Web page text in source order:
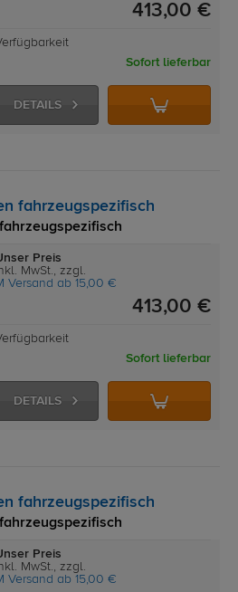
413,00 €
Sofort lieferbar
DETAILS
fahrzeugspezifisch
Preis
MwSt., zzgl.
Versand ab 15,00 €
413,00 €
Sofort lieferbar
DETAILS
fahrzeugspezifisch
Preis
MwSt., zzgl.
Versand ab 15,00 €